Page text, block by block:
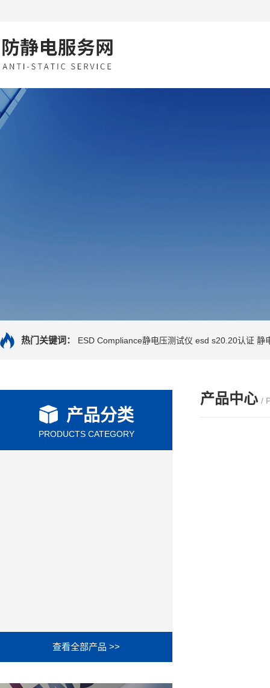
热门关键词： ESD Compliance静电压测试仪 esd s20.20认证 静
产品分类
PRODUCTS CATEGORY
查看全部产品 >>
产品中心 /